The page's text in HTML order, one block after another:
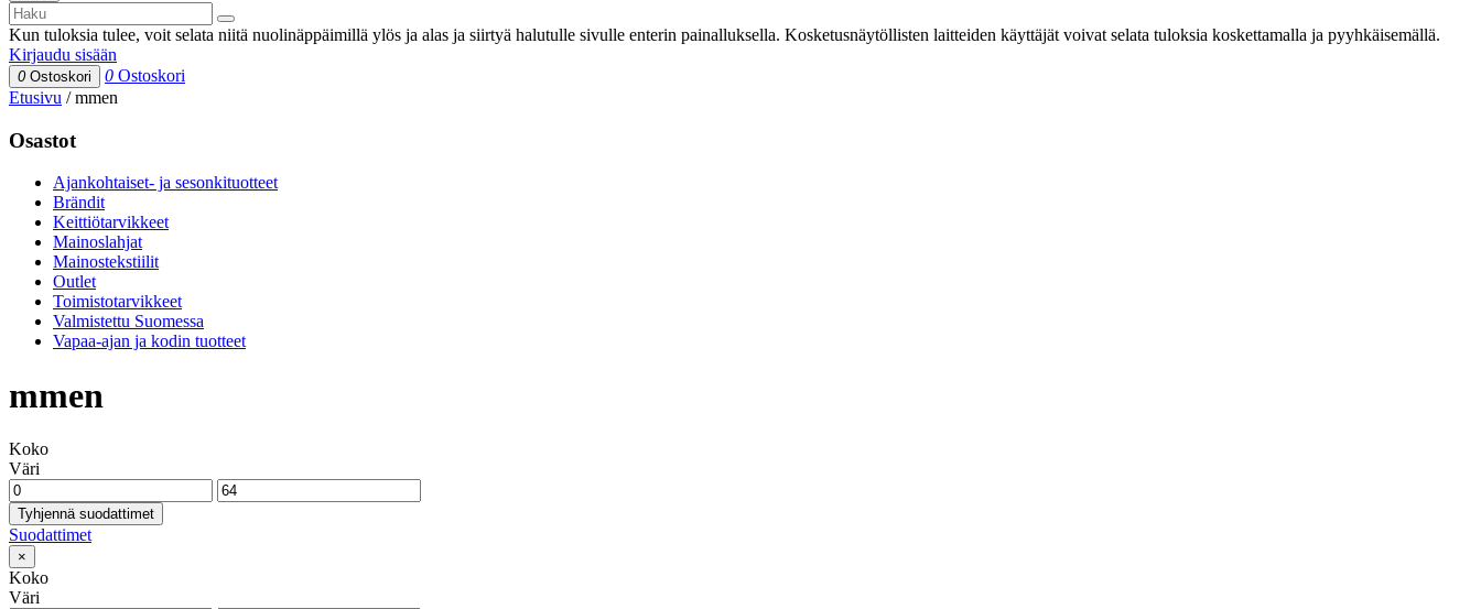
Kun tuloksia tulee, voit selata niitä nuolinäppäimillä ylös ja alas ja siirtyä halutulle sivulle enterin painalluksella. Kosketusnäytöllisten laitteiden käyttäjät voivat selata tuloksia koskettamalla ja pyyhkäisemällä.
Kirjaudu sisään
0 Ostoskori 0 Ostoskori
Etusivu /mmen
Osastot
Ajankohtaiset- ja sesonkituotteet
Brändit
Keittiötarvikkeet
Mainoslahjat
Mainostekstiilit
Outlet
Toimistotarvikkeet
Valmistettu Suomessa
Vapaa-ajan ja kodin tuotteet
mmen
Koko
Väri
Tyhjennä suodattimet
Suodattimet
×
Koko
Väri